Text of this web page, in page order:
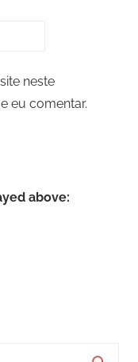
neste
eu comentar.
above: